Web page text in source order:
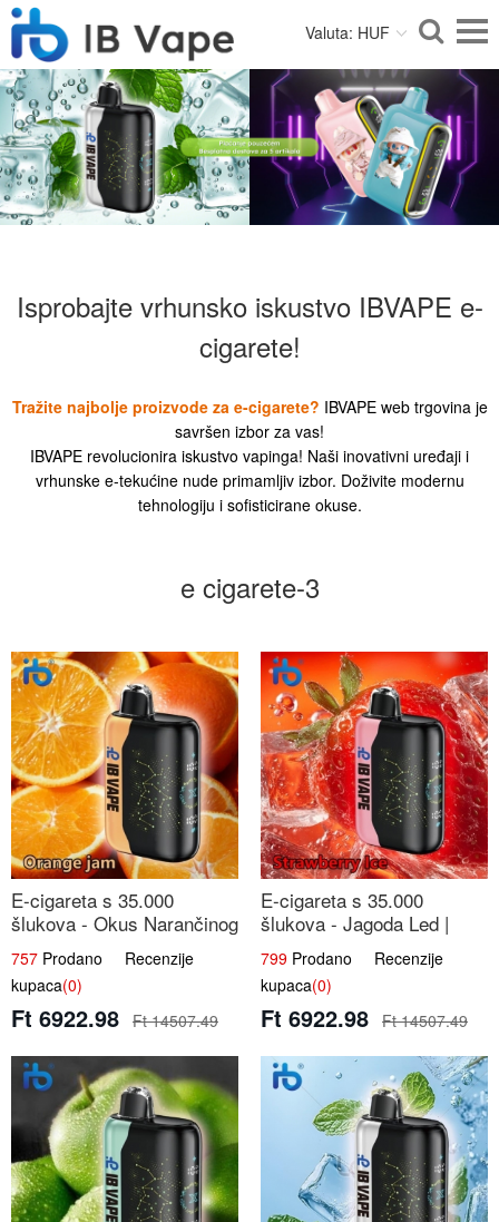
Valuta: HUF
Isprobajte vrhunsko iskustvo IBVAPE e-
cigarete!
Tražite najbolje proizvode za e-cigarete? IBVAPE web trgovina je
savršen izbor za vas!
IBVAPE revolucionira iskustvo vapinga! Naši inovativni uređaji i
vrhunske e-tekućine nude primamljiv izbor. Doživite modernu
tehnologiju i sofisticirane okuse.
e cigarete-3
E-cigareta s 35.000
šlukova - Okus Narančinog
Džema | Dugotrajno
Iskustvo
757 Prodano Recenzije
kupaca(0)
Ft 6922.98 Ft 14507.49
E-cigareta s 35.000
šlukova - Jagoda Led |
Ohladivši i Osježavajući
Okus
799 Prodano Recenzije
kupaca(0)
Ft 6922.98 Ft 14507.49